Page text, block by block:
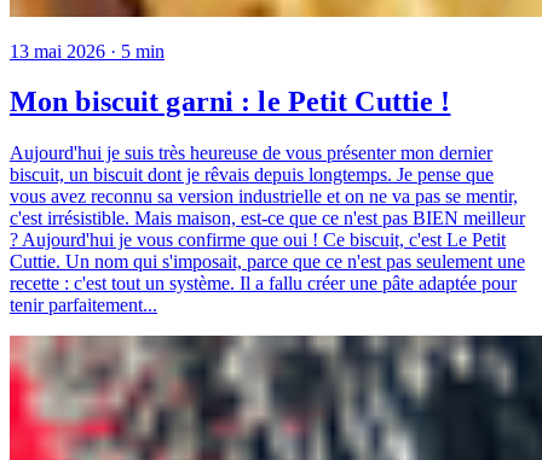
13 mai 2026 · 5 min
Mon biscuit garni : le Petit Cuttie !
Aujourd'hui je suis très heureuse de vous présenter mon dernier
biscuit, un biscuit dont je rêvais depuis longtemps. Je pense que
vous avez reconnu sa version industrielle et on ne va pas se mentir,
c'est irrésistible. Mais maison, est-ce que ce n'est pas BIEN meilleur
? Aujourd'hui je vous confirme que oui ! Ce biscuit, c'est Le Petit
Cuttie. Un nom qui s'imposait, parce que ce n'est pas seulement une
recette : c'est tout un système. Il a fallu créer une pâte adaptée pour
tenir parfaitement...